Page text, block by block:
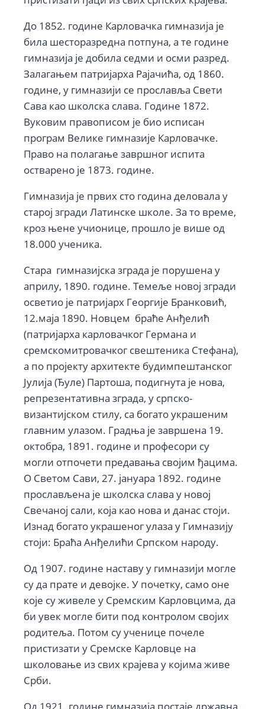
До 1852. године Карловачка гимназија је
била шесторазредна потпуна, а те године
гимназија је добила седми и осми разред.
Залагањем патријарха Рајачића, од 1860.
године, у гимназији се прославља Свети
Сава као школска слава. Године 1872.
Вуковим правописом је био исписан
програм Велике гимназије Карловачке.
Право на полагање завршног испита
остварено је 1873. године.
Гимназија је првих сто година деловала у
старој згради Латинске школе. За то време,
кроз њене учионице, прошло је више од
18.000 ученика.
Стара гимназијска зграда је порушена у
априлу, 1890. године. Темеље новој згради
осветио је патријарх Георгије Бранковић,
12.маја 1890. Новцем браће Анђелић
(патријарха карловачког Германа и
сремскомитровачког свештеника Стефана),
а по пројекту архитекте будимпештанског
Јулија (Ђуле) Партоша, подигнута је нова,
репрезентативна зграда, у српско-
византијском стилу, са богато украшеним
главним улазом. Градња је завршена 19.
октобра, 1891. године и професори су
могли отпочети предавања својим ђацима.
О Светом Сави, 27. јануара 1892. године
прослављена је школска слава у новој
Свечаној сали, која као нова и данас стоји.
Изнад богато украшеног улаза у Гимназију
стоји: Браћа Анђелићи Српском народу.
Од 1907. године наставу у гимназији могле
су да прате и девојке. У почетку, само оне
које су живеле у Сремским Карловцима, да
би увек могле бити под контролом својих
родитеља. Потом су ученице почеле
пристизати у Сремске Карловце на
школовање из свих крајева у којима живе
Срби.